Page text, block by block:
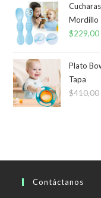
Mordillo
$229,00
Plato
Tapa
$410,00
Contáctanos